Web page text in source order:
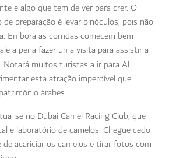
e algo que tem de ver para crer. O
preparação é levar binóculos, pois não
Embora as corridas comecem bem
a pena fazer uma visita para assistir a
. Notará muitos turistas a ir para Al
esta atração imperdível que
árabes.
se no Dubai Camel Racing Club, que
e laboratório de camelos. Chegue cedo
acariciar os camelos e tirar fotos com